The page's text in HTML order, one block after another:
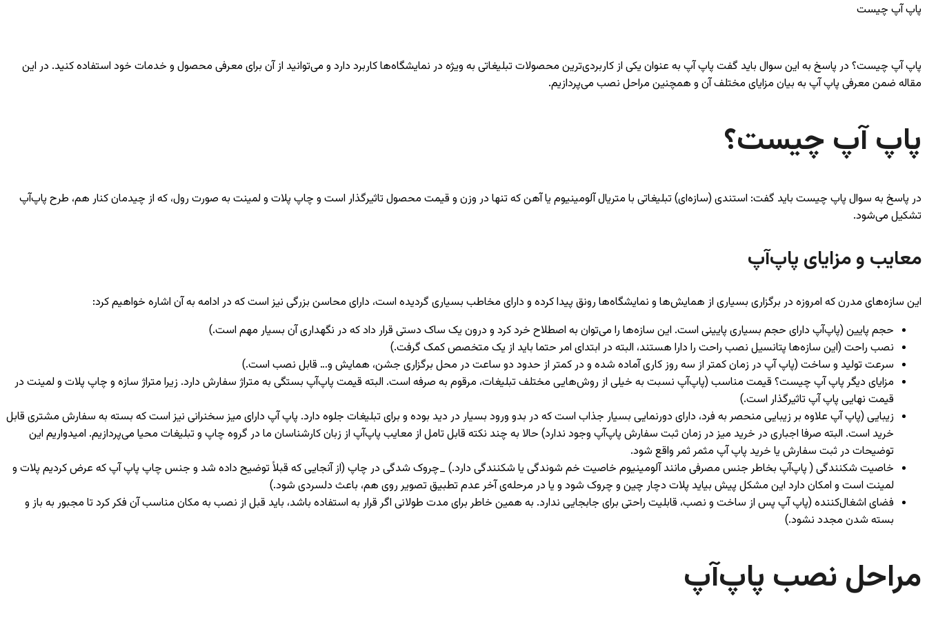
پاپ آپ چیست
پاپ آپ چیست؟ در پاسخ به این سوال باید گفت پاپ آپ به عنوان یکی از کاربردی‌ترین محصولات تبلیغاتی به ویژه در نمایشگاه‌ها کاربرد دارد و می‌توانید از آن برای معرفی محصول و خدمات خود استفاده کنید. در این
مقاله ضمن معرفی پاپ آپ به بیان مزایای مختلف آن و همچنین مراحل نصب می‌پردازیم.
پاپ آپ چیست؟
در پاسخ به سوال پاپ چیست باید گفت: استندی (سازه‌ای) تبلیغاتی با متریال آلومینیوم یا آهن که تنها در وزن و قیمت محصول تاثیرگذار است و چاپ پلات و لمینت به صورت رول، که از چیدمان کنار هم، طرح پاپ‌آپ
تشکیل می‌شود.
معایب و مزایای پاپ‌آپ
این سازه‌های مدرن که امروزه در برگزاری بسیاری از همایش‌ها و نمایشگاه‌ها رونق پیدا کرده و دارای مخاطب بسیاری گردیده است، دارای محاسن بزرگی نیز است که در ادامه به آن اشاره خواهیم کرد:
حجم پایین (پاپ‌آپ دارای حجم بسیاری پایینی است. این سازه‌ها را می‌توان به اصطلاح خرد کرد و درون یک ساک دستی قرار داد که در نگهداری آن بسیار مهم است.)
نصب راحت (این سازه‌ها پتانسیل نصب راحت را دارا هستند، البته در ابتدای امر حتما باید از یک متخصص کمک گرفت.)
سرعت تولید و ساخت (پاپ آپ در زمان کمتر از سه روز کاری آماده شده و در کمتر از حدود دو ساعت در محل برگزاری جشن، همایش و… قابل نصب است.)
مزایای دیگر پاپ آپ چیست؟ قیمت مناسب (پاپ‌آپ نسبت به خیلی از روش‌هایی مختلف تبلیغات، مرقوم به صرفه است. البته قیمت پاپ‌آپ بستگی به متراژ سفارش دارد. زیرا متراژ سازه و چاپ پلات و لمینت در
قیمت نهایی پاپ‌ آپ تاثیرگذار است.)
زیبایی (پاپ آپ علاوه بر زیبایی منحصر به فرد، دارای دورنمایی بسیار جذاب است که در بدو ورود بسیار در دید بوده و برای تبلیغات جلوه دارد. پاپ آپ دارای میز سخنرانی نیز است که بسته به سفارش مشتری قابل
خرید است. البته صرفا اجباری در خرید میز در زمان ثبت سفارش پاپ‌آپ وجود ندارد) حالا به چند نکته قابل تامل از معایب پاپ‌آپ از زبان کارشناسان ما در گروه چاپ و تبلیغات محیا می‌پردازیم. امیدواریم این
توضیحات در ثبت سفارش یا خرید پاپ آپ مثمر ثمر واقع شود.
خاصیت شکنندگی ( پاپ‌آپ بخاطر جنس مصرفی مانند آلومینیوم خاصیت خم شوندگی یا شکنندگی دارد.) _چروک شدگی در چاپ (از آنجایی که قبلاً توضیح داده شد و جنس چاپ پاپ آپ که عرض کردیم پلات و
لمینت است و امکان دارد این مشکل پیش بیاید پلات دچار چین و چروک شود و یا در مرحله‌ی آخر عدم تطبیق تصویر روی هم، باعث دلسردی شود.)
فضای اشغال‌کننده (پاپ آپ پس از ساخت و نصب، قابلیت راحتی برای جابجایی ندارد. به همین خاطر برای مدت طولانی اگر قرار به استفاده باشد، باید قبل از نصب به مکان مناسب آن فکر کرد تا مجبور به باز و
بسته شدن مجدد نشود.)
مراحل نصب پاپ‌آپ